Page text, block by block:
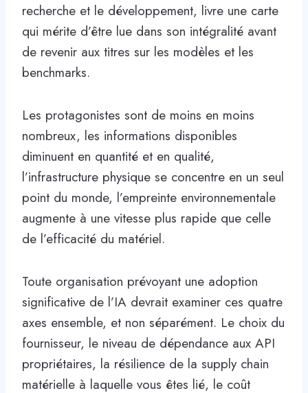
recherche et le développement, livre une carte
qui mérite d’être lue dans son intégralité avant
de revenir aux titres sur les modèles et les
benchmarks.
Les protagonistes sont de moins en moins
nombreux, les informations disponibles
diminuent en quantité et en qualité,
l’infrastructure physique se concentre en un seul
point du monde, l’empreinte environnementale
augmente à une vitesse plus rapide que celle
de l’efficacité du matériel.
Toute organisation prévoyant une adoption
significative de l’IA devrait examiner ces quatre
axes ensemble, et non séparément. Le choix du
fournisseur, le niveau de dépendance aux API
propriétaires, la résilience de la supply chain
matérielle à laquelle vous êtes lié, le coût